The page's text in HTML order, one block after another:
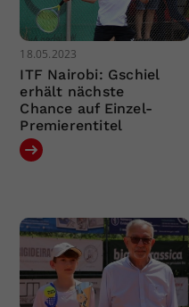
18.05.2023
ITF Nairobi: Gschiel
erhält nächste
Chance auf Einzel-
Premierentitel